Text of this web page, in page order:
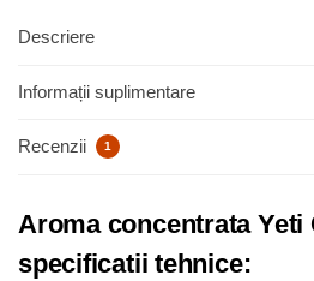
Descriere
Informații suplimentare
Recenzii 1
Aroma concentrata Yeti
specificatii tehnice: